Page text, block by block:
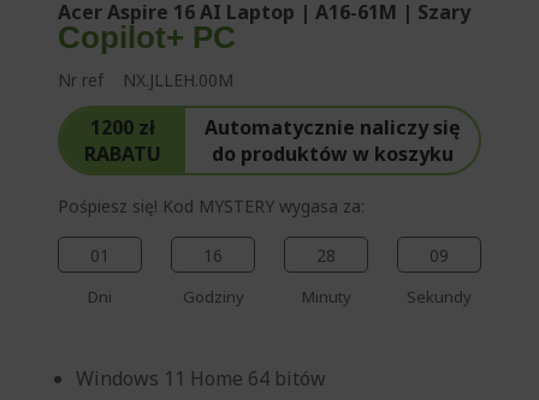
ę
Acer Aspire 16 AI Laptop | A16-61M | Szary
Copilot+ PC
Nr ref NX.JLLEH.00M
1200 zł
RABATU
Automatycznie naliczy się
do produktów w koszyku
Pośpiesz się! Kod MYSTERY wygasa za:
01
Dni
16
Godziny
28
Minuty
09
Sekundy
Windows 11 Home 64 bitów